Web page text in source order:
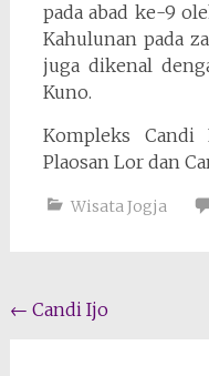
pada abad ke-9
Kahulunan pada
juga dikenal
Kuno.
Kompleks Candi
Plaosan Lor dan
Wisata Jogja
Post
← Candi Ijo